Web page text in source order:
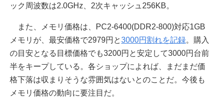
ック周波数は2.0GHz、2次キャッシュ256KB。
また、メモリ価格は、PC2-6400(DDR2-800)対応1GB
メモリが、最安価格で2979円と3000円割れを記録。購入
の目安となる目標価格でも3200円と安定して3000円台前
半をキープしている。各ショップによれば、まだまだ価
格下落は収まりそうな雰囲気はないとのことだ。今後も
メモリ価格の動向に要注目だ。